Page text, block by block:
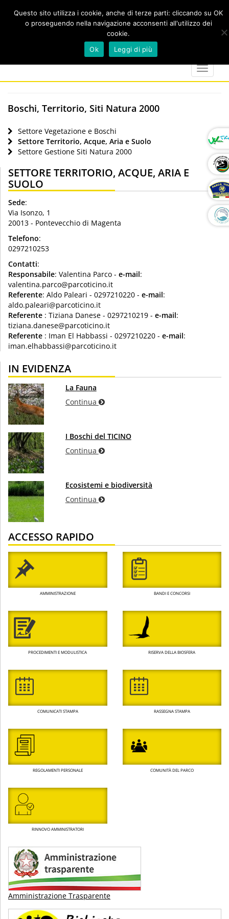
marker
calendar
Toggle
Boschi, Territorio, Siti Natura 2000
Settore Vegetazione e Boschi
Settore Territorio, Acque, Aria e Suolo
Settore Gestione Siti Natura 2000
SETTORE TERRITORIO, ACQUE, ARIA E
SUOLO
Sede:
Via Isonzo, 1
20013 - Pontevecchio di Magenta
Telefono:
0297210253
Contatti:
Responsabile: Valentina Parco - e-mail:
valentina.parco@parcoticino.it
Referente: Aldo Paleari - 0297210220 - e-mail:
aldo.paleari@parcoticino.it
Referente : Tiziana Danese - 0297210219 - e-mail:
tiziana.danese@parcoticino.it
Referente : Iman El Habbassi - 0297210220 - e-mail:
iman.elhabbassi@parcoticino.it
IN EVIDENZA
La Fauna
Continua
I Boschi del TICINO
Continua
Ecosistemi e biodiversità
Continua
ACCESSO RAPIDO
AMMINISTRAZIONE BANDI E CONCORSI
PROCEDIMENTI E MODULISTICA RISERVA DELLA BIOSFERA
COMUNICATI STAMPA RASSEGNA STAMPA
REGOLAMENTI PERSONALE COMUNITÀ DEL PARCO
RINNOVO AMMINISTRATORI
Amministrazione Trasparente
Questo sito utilizza i cookie, anche di terze parti: cliccando su OK
o proseguendo nella navigazione acconsenti all'utilizzo dei
cookie.
Ok
Leggi di più